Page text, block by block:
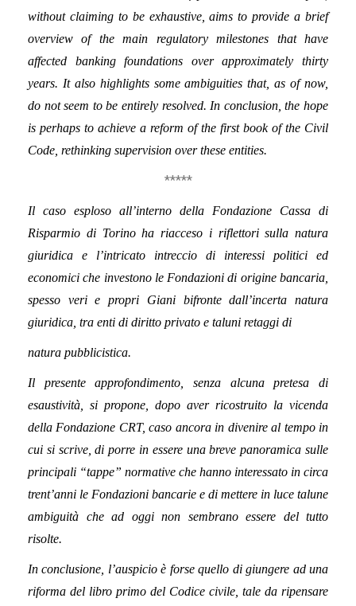
without claiming to be exhaustive, aims to provide a brief
overview of the main regulatory milestones that have
affected banking foundations over approximately thirty
years. It also highlights some ambiguities that, as of now,
do not seem to be entirely resolved. In conclusion, the hope
is perhaps to achieve a reform of the first book of the Civil
Code, rethinking supervision over these entities.
*****
Il caso esploso all’interno della Fondazione Cassa di
Risparmio di Torino ha riacceso i riflettori sulla natura
giuridica e l’intricato intreccio di interessi politici ed
economici che investono le Fondazioni di origine bancaria,
spesso veri e propri Giani bifronte dall’incerta natura
giuridica, tra enti di diritto privato e taluni retaggi di
natura pubblicistica.
Il presente approfondimento, senza alcuna pretesa di
esaustività, si propone, dopo aver ricostruito la vicenda
della Fondazione CRT, caso ancora in divenire al tempo in
cui si scrive, di porre in essere una breve panoramica sulle
principali “tappe” normative che hanno interessato in circa
trent’anni le Fondazioni bancarie e di mettere in luce talune
ambiguità che ad oggi non sembrano essere del tutto
risolte.
In conclusione, l’auspicio è forse quello di giungere ad una
riforma del libro primo del Codice civile, tale da ripensare